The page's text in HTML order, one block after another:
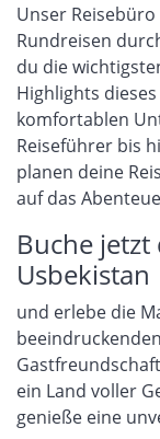
Unser
Rundreisen
du die
Highlights
komfortablen
Reiseführer bis
planen deine
auf das
Buche
Usbekistan
und erlebe die
ein Land voller
genieße eine